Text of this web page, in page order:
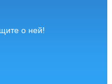
о ней!